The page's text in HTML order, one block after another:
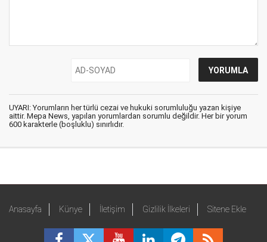
UYARI: Yorumların her türlü cezai ve hukuki sorumluluğu yazan kişiye
aittir. Mepa News, yapılan yorumlardan sorumlu değildir. Her bir yorum
600 karakterle (boşluklu) sınırlıdır.
Anasayfa Künye İletişim Gizlilik İlkeleri Sitene Ekle